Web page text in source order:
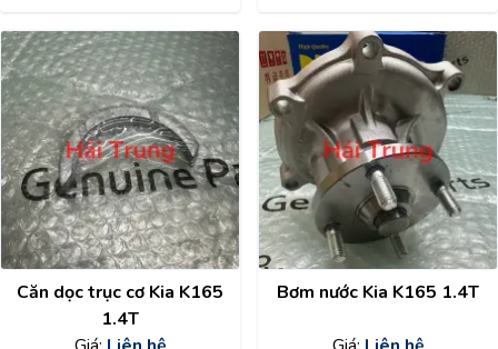
Căn dọc trục cơ Kia K165
1.4T
Bơm nước Kia K165 1.4T